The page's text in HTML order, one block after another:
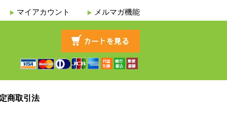
マイアカウント メルマガ機能
商取引法